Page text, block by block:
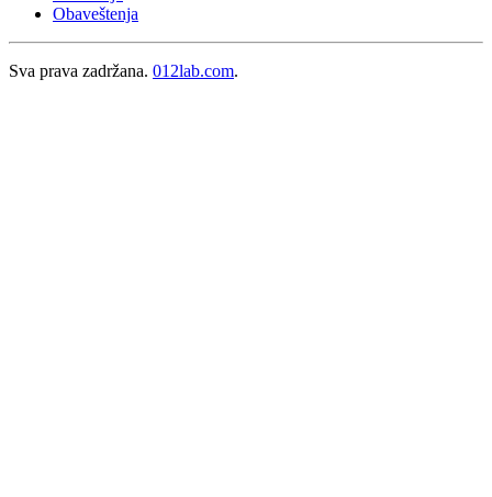
Obaveštenja
Sva prava zadržana. 012lab.com.